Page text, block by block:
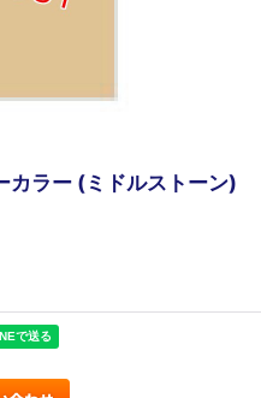
カラー (ミドルストーン)